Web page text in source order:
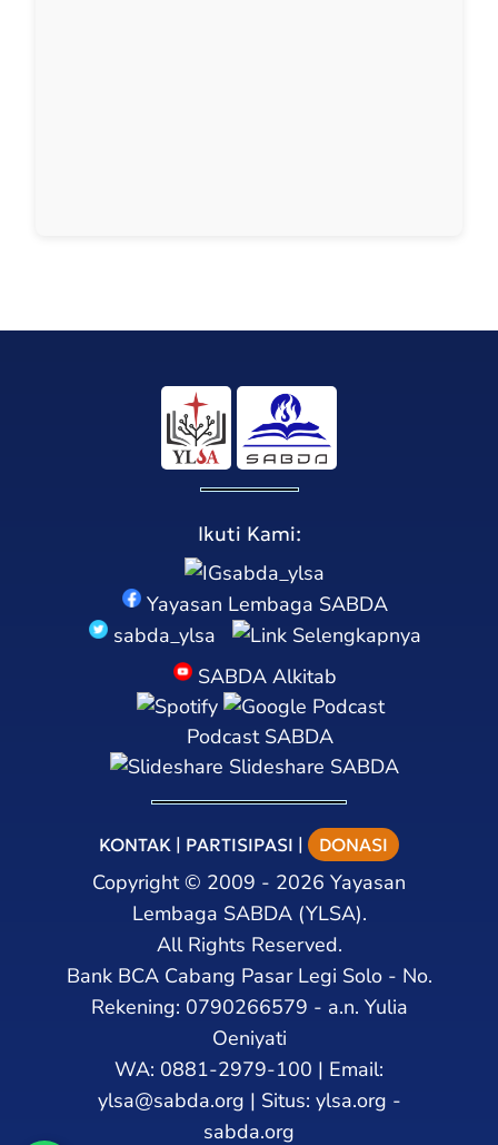
Ikuti Kami:
sabda_ylsa
Yayasan Lembaga SABDA
sabda_ylsa
Selengkapnya
SABDA Alkitab
Podcast SABDA
Slideshare SABDA
KONTAK | PARTISIPASI | DONASI
Copyright© 2009 - 2026 Yayasan
Lembaga SABDA (YLSA).
All Rights Reserved.
Bank BCA Cabang Pasar Legi Solo - No.
Rekening: 0790266579 - a.n. Yulia
Oeniyati
WA: 0881-2979-100 | Email:
ylsa@sabda.org | Situs: ylsa.org -
sabda.org